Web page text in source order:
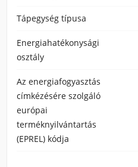
Tápegység típusa
Energiahatékonysági
osztály
Az energiafogyasztás
címkézésére szolgáló
európai
terméknyilvántartás
(EPREL) kódja